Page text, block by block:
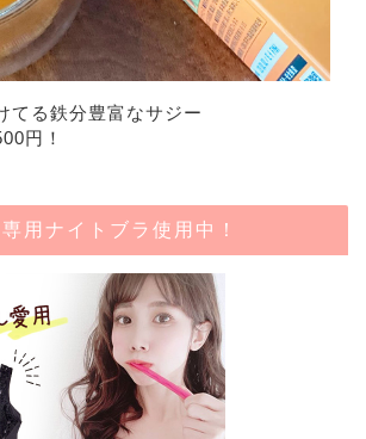
てる鉄分豊富なサジー
円！
用ナイトブラ使用中！